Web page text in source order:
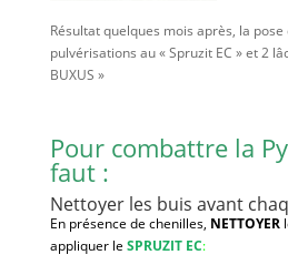
Résultat quelques mois après, la pose
pulvérisations au « Spruzit EC » et 2
BUXUS »
Pour combattre la
faut :
Nettoyer les buis avant
En présence de chenilles, NETTOYER
appliquer le SPRUZIT EC: